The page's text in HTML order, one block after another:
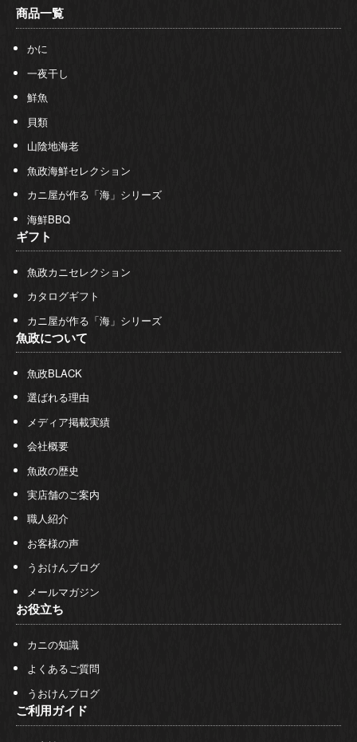
商品一覧
かに
一夜干し
鮮魚
貝類
山陰地海老
魚政海鮮セレクション
カニ屋が作る「海」シリーズ
海鮮BBQ
ギフト
魚政カニセレクション
カタログギフト
カニ屋が作る「海」シリーズ
魚政について
魚政BLACK
選ばれる理由
メディア掲載実績
会社概要
魚政の歴史
実店舗のご案内
職人紹介
お客様の声
うおけんブログ
メールマガジン
お役立ち
カニの知識
よくあるご質問
うおけんブログ
ご利用ガイド